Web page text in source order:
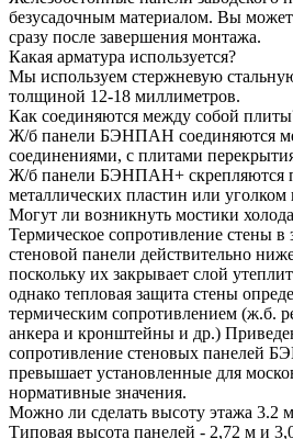
безусадочным материалом. Вы
сразу после завершения монтажа.
Какая арматура используется?
Мы используем стержневую
толщиной 12-18 миллиметров.
Как соединяются между собой
Ж/б панели БЭНПАН соединяются
соединениями, с плитами
Ж/б панели БЭНПАН+ скрепляются
металлических пластин или уголком
Могут ли возникнуть мостики
Термическое сопротивление стены в
стеновой панели действительно
поскольку их закрывает слой
однако тепловая защита стены
термическим сопротивлением (ж.б.
анкера и кронштейны и др.)
сопротивление стеновых панелей
превышает установленные для
нормативные значения.
Можно ли сделать высоту этажа 3.2
Типовая высота панелей - 2,72 м и